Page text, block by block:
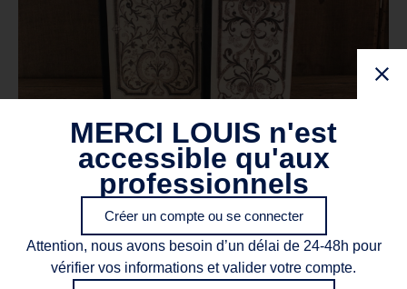
MERCI LOUIS n'est
accessible qu'aux
professionnels
Créer un compte ou se connecter
Attention, nous avons besoin d’un délai de 24-48h pour
vérifier vos informations et valider votre compte.